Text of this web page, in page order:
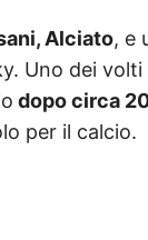
Alciato, e
Uno dei
dopo circa
per il calcio.